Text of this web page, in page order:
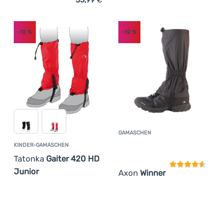
KINDER-GAMASCHEN
Tatonka Gaiter 420 HD
Junior
-12 %
GAMASCHEN
Axon Winner
-12%